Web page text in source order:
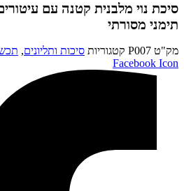
סיכת נוי מלבנית קטנה עם
תימני מסורתי
מק"ט P007 קטגוריות סיכות ותליונים,
Facebook Icon